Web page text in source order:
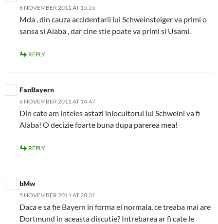
6 NOVEMBER 2011 AT 15:55
Mda , din cauza accidentarii lui Schweinsteiger va primi o
sansa si Alaba , dar cine stie poate va primi si Usami.
REPLY
FanBayern
6 NOVEMBER 2011 AT 14:47
Din cate am inteles astazi inlocuitorul lui Schweini va fi
Alaba! O decizie foarte buna dupa parerea mea!
REPLY
bMw
5 NOVEMBER 2011 AT 20:31
Daca e sa fie Bayern in forma ei normala, ce treaba mai are
Dortmund in aceasta discutie? Intrebarea ar fi cate le